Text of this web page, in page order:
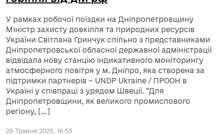
У рамках робочої поїздки на Дніпропетровщину
Міністр захисту довкілля та природних ресурсів
України Світлана Гринчук спільно з представниками
Дніпропетровської обласної державної адміністрації
відвідала нову станцію індикативного моніторингу
атмосферного повітря у м. Дніпро, яка створена за
підтримки партнерів – UNDP Ukraine / ПРООН в
Україні у співпраці з урядом Швеції. “Для
Дніпропетровщини, як великого промислового
регіону, […]
29 Травня 2025, 16:53